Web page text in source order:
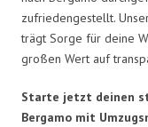
zufriedengestellt.
trägt Sorge für deine
großen Wert auf
Starte jetzt deinen
Bergamo mit